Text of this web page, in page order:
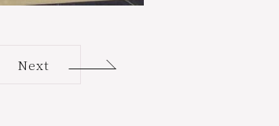
Next